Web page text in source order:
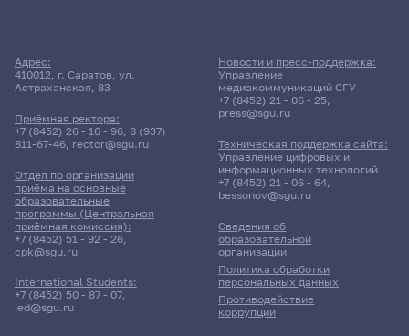
Адрес:
410012, г. Саратов, ул.
Астраханская, 83
Приёмная ректора:
+7 (8452) 26 - 16 - 96, 8 (937)
811-67-46, rector@sgu.ru
Отдел по организации
приёма на основные
образовательные
программы (Центральная
приёмная комиссия):
+7 (8452) 51 - 92 - 26,
cpk@sgu.ru
International Students:
+7 (8452) 50 - 87 - 07,
ied@sgu.ru
Сведения об
образовательной
организации
Политика обработки
персональных данных
Противодействие
коррупции
Новости и пресс-поддержка:
Управление
медиакоммуникаций СГУ
+7 (8452) 21 - 06 - 25,
press@sgu.ru
Техническая поддержка сайта:
Управление цифровых и
информационных технологий
+7 (8452) 21 - 06 - 64,
bessonov@sgu.ru